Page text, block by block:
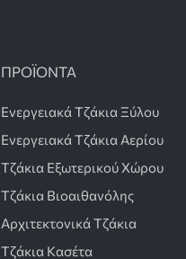
ΠΡΟΪΟΝΤΑ
Ενεργειακά Τζάκια Ξύλου
Ενεργειακά Τζάκια Αερίου
Τζάκια Εξωτερικού Χώρου
Τζάκια Βιοαιθανόλης
Αρχιτεκτονικά Τζάκια
Τζάκια Κασέτα